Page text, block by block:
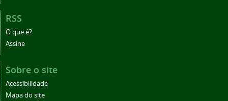
RSS
O que é?
Assine
Sobre o site
Acessibilidade
Mapa do site